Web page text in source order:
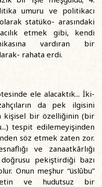
umuru ve politikacı
statüko- arasındaki
etmek gibi, kendi
vardıran bir
rahata erdi.
ele alacaktık... İki-
da pek ilgisini
kişisel bir özelliğinin (bir
tespit edilemeyişinden
söz etmek zaten zor.
ve zanaatkârlığı
pekiştirdiği bazı
Onun meşhur “üslûbu”
ve hudutsuz bir